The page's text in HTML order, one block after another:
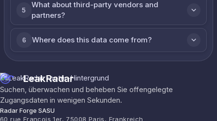
5
What about third-party vendors and
partners?
6 Where does this data come from?
LeakRadar
Suchen, überwachen und beheben Sie offengelegte
Zugangsdaten in wenigen Sekunden.
Radar Forge SASU
60 rue François 1er, 75008 Paris, Frankreich